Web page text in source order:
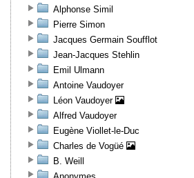
Alphonse Simil
Pierre Simon
Jacques Germain Soufflot
Jean-Jacques Stehlin
Emil Ulmann
Antoine Vaudoyer
Léon Vaudoyer
Alfred Vaudoyer
Eugène Viollet-le-Duc
Charles de Vogüé
B. Weill